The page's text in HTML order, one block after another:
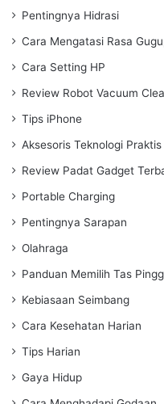
Pentingnya Hidrasi
Cara Mengatasi Rasa
Cara Setting HP
Review Robot Vacuum
Tips iPhone
Aksesoris Teknologi Praktis
Review Padat Gadget
Portable Charging
Pentingnya Sarapan
Olahraga
Panduan Memilih Tas
Kebiasaan Seimbang
Cara Kesehatan Harian
Tips Harian
Gaya Hidup